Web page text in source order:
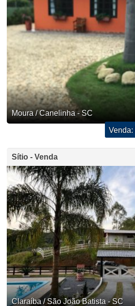
Moura / Canelinha - SC
Venda:
Sítio - Venda
Claraíba / São João Batista - SC